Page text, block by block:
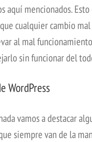
aquí mencionados.
cualquier cambio
al mal
sin funcionar del
WordPress
vamos a destacar
siempre van de la